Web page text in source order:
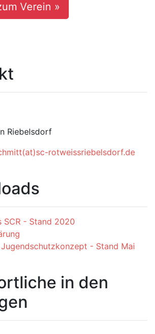
Verein »
Riebelsdorf
rotweissriebelsdorf.de
SCR - Stand 2020
- Stand Mai
in den